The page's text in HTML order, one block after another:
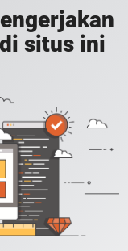
situs ini